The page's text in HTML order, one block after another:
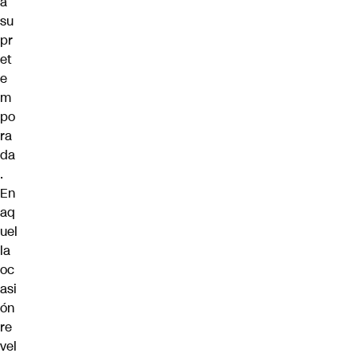
su
pr
et
e
m
po
ra
da
.
En
aq
uel
la
oc
asi
ón
re
vel